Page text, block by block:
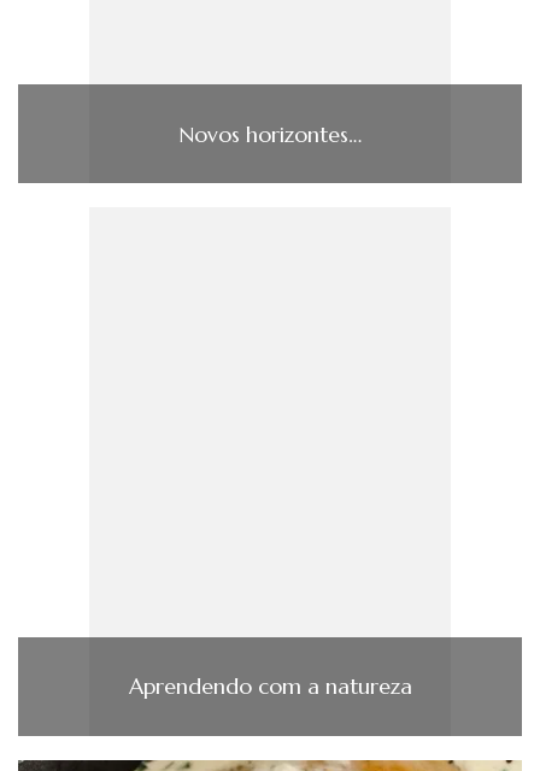
Novos horizontes…
Aprendendo com a natureza